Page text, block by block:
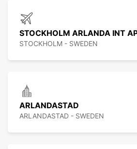
STOCKHOLM ARLANDA INT
STOCKHOLM - SWEDEN
ARLANDASTAD
ARLANDASTAD - SWEDEN